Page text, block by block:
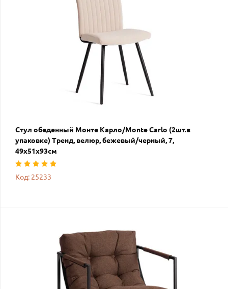
Стул обеденный Монте Карло/Monte Carlo (2шт.в
упаковке) Тренд, велюр, бежевый/черный, 7,
49х51х93см
Код: 25233